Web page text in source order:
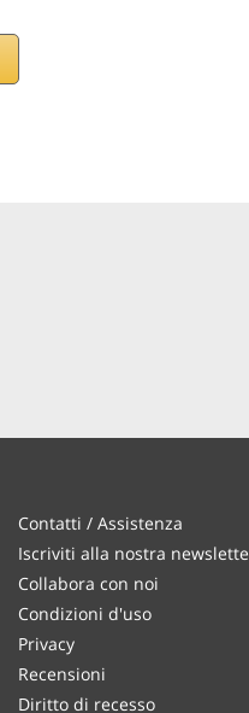
Contatti / Assistenza
Iscriviti alla nostra
Collabora con noi
Condizioni d'uso
Privacy
Recensioni
Diritto di recesso